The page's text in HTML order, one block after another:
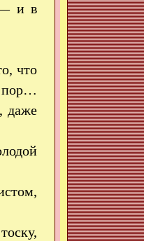
— и в
что
пор…
даже